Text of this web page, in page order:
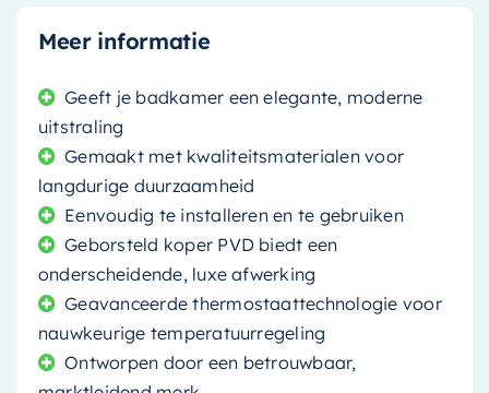
Meer informatie
Geeft je badkamer een elegante, moderne
uitstraling
Gemaakt met kwaliteitsmaterialen voor
langdurige duurzaamheid
Eenvoudig te installeren en te gebruiken
Geborsteld koper PVD biedt een
onderscheidende, luxe afwerking
Geavanceerde thermostaattechnologie voor
nauwkeurige temperatuurregeling
Ontworpen door een betrouwbaar,